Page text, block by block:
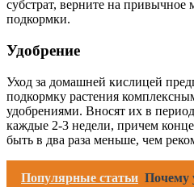
субстрат, верните на привычное
подкормки.
Удобрение
Уход за домашней кислицей
подкормку растения
удобрениями. Вносят их в
каждые 2-3 недели, причем
быть в два раза меньше, чем
Популярные статьи Почему